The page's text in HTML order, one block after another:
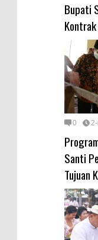
Bupati
0
Santi
Tujuan